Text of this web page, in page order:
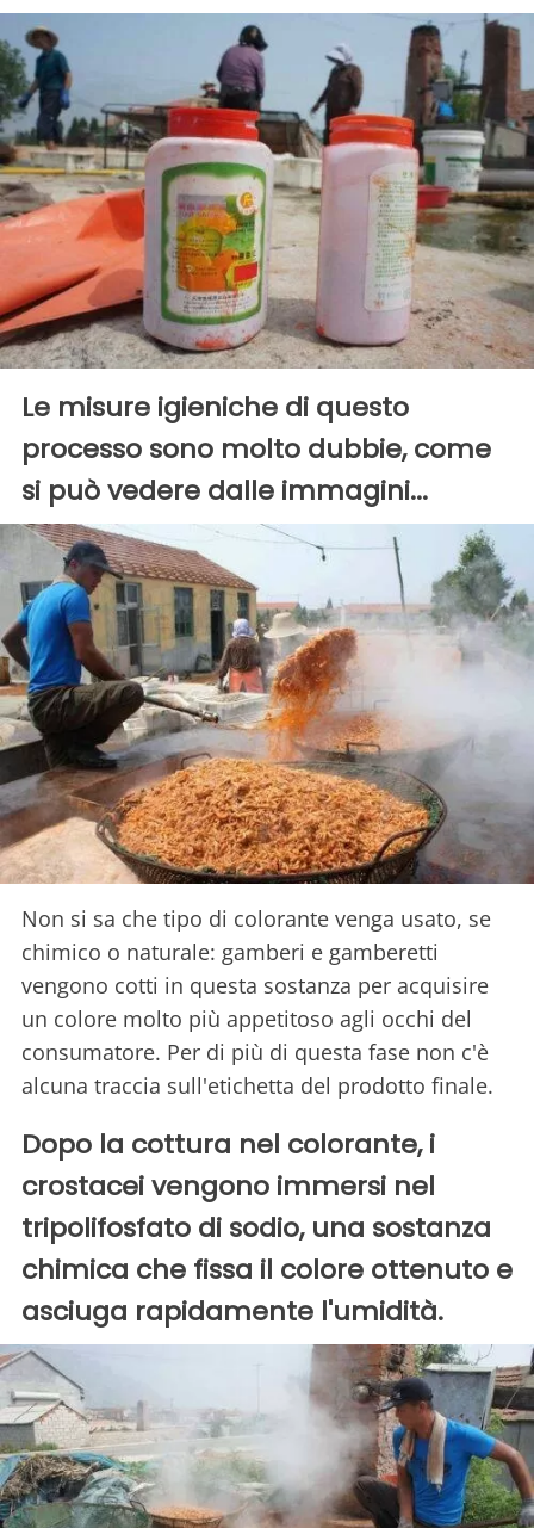
Le misure igieniche di questo
processo sono molto dubbie, come
si può vedere dalle immagini...
Non si sa che tipo di colorante venga usato, se
chimico o naturale: gamberi e gamberetti
vengono cotti in questa sostanza per acquisire
un colore molto più appetitoso agli occhi del
consumatore. Per di più di questa fase non c'è
alcuna traccia sull'etichetta del prodotto finale.
Dopo la cottura nel colorante, i
crostacei vengono immersi nel
tripolifosfato di sodio, una sostanza
chimica che fissa il colore ottenuto e
asciuga rapidamente l'umidità.